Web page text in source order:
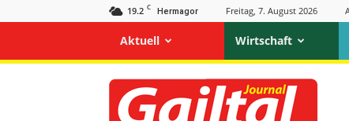
19.2 C Hermagor Freitag, 7. August 2026
Aktuell Wirtschaft
Gailtal
Journal